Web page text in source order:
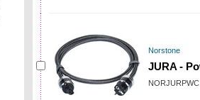
Norstone
JURA -